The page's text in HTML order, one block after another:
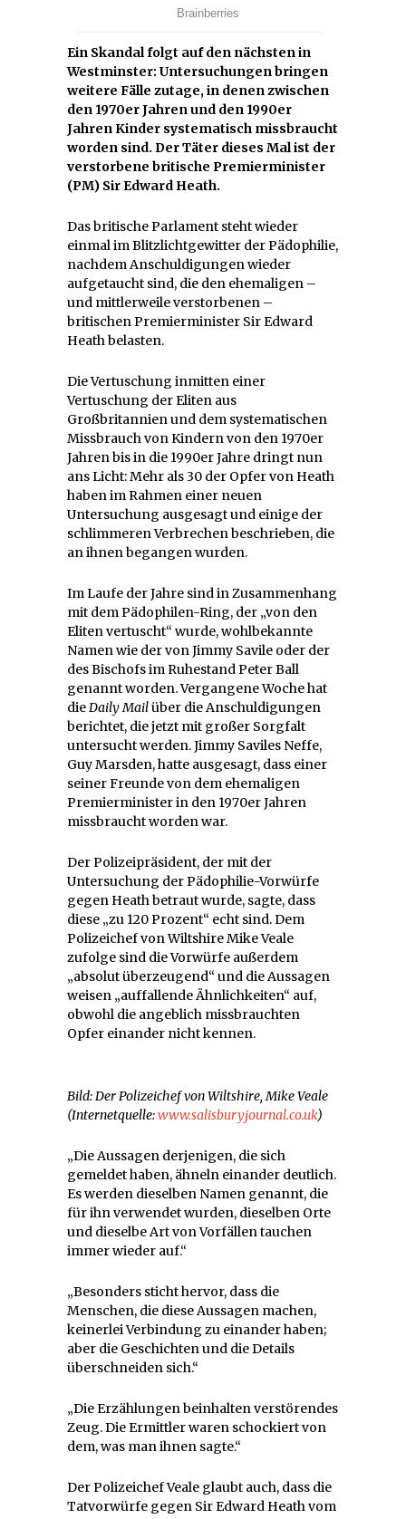
Ein Skandal folgt auf den nächsten in
Westminster: Untersuchungen bringen
weitere Fälle zutage, in denen zwischen
den 1970er Jahren und den 1990er
Jahren Kinder systematisch missbraucht
worden sind. Der Täter dieses Mal ist der
verstorbene britische Premierminister
(PM) Sir Edward Heath.
Das britische Parlament steht wieder
einmal im Blitzlichtgewitter der Pädophilie,
nachdem Anschuldigungen wieder
aufgetaucht sind, die den ehemaligen –
und mittlerweile verstorbenen –
britischen Premierminister Sir Edward
Heath belasten.
Die Vertuschung inmitten einer
Vertuschung der Eliten aus
Großbritannien und dem systematischen
Missbrauch von Kindern von den 1970er
Jahren bis in die 1990er Jahre dringt nun
ans Licht: Mehr als 30 der Opfer von Heath
haben im Rahmen einer neuen
Untersuchung ausgesagt und einige der
schlimmeren Verbrechen beschrieben, die
an ihnen begangen wurden.
Im Laufe der Jahre sind in Zusammenhang
mit dem Pädophilen-Ring, der „von den
Eliten vertuscht“ wurde, wohlbekannte
Namen wie der von Jimmy Savile oder der
des Bischofs im Ruhestand Peter Ball
genannt worden. Vergangene Woche hat
dieDaily Mailüber die Anschuldigungen
berichtet, die jetzt mit großer Sorgfalt
untersucht werden. Jimmy Saviles Neffe,
Guy Marsden, hatte ausgesagt, dass einer
seiner Freunde von dem ehemaligen
Premierminister in den 1970er Jahren
missbraucht worden war.
Der Polizeipräsident, der mit der
Untersuchung der Pädophilie-Vorwürfe
gegen Heath betraut wurde, sagte, dass
diese „zu 120 Prozent“ echt sind. Dem
Polizeichef von Wiltshire Mike Veale
zufolge sind die Vorwürfe außerdem
„absolut überzeugend“ und die Aussagen
weisen „auffallende Ähnlichkeiten“ auf,
obwohl die angeblich missbrauchten
Opfer einander nicht kennen.
Bild: Der Polizeichef von Wiltshire, Mike Veale
(Internetquelle:www.salisburyjournal.co.uk)
„Die Aussagen derjenigen, die sich
gemeldet haben, ähneln einander deutlich.
Es werden dieselben Namen genannt, die
für ihn verwendet wurden, dieselben Orte
und dieselbe Art von Vorfällen tauchen
immer wieder auf.“
„Besonders sticht hervor, dass die
Menschen, die diese Aussagen machen,
keinerlei Verbindung zu einander haben;
aber die Geschichten und die Details
überschneiden sich.“
„Die Erzählungen beinhalten verstörendes
Zeug. Die Ermittler waren schockiert von
dem, was man ihnen sagte.“
Der Polizeichef Veale glaubt auch, dass die
Tatvorwürfe gegen Sir Edward Heath vom